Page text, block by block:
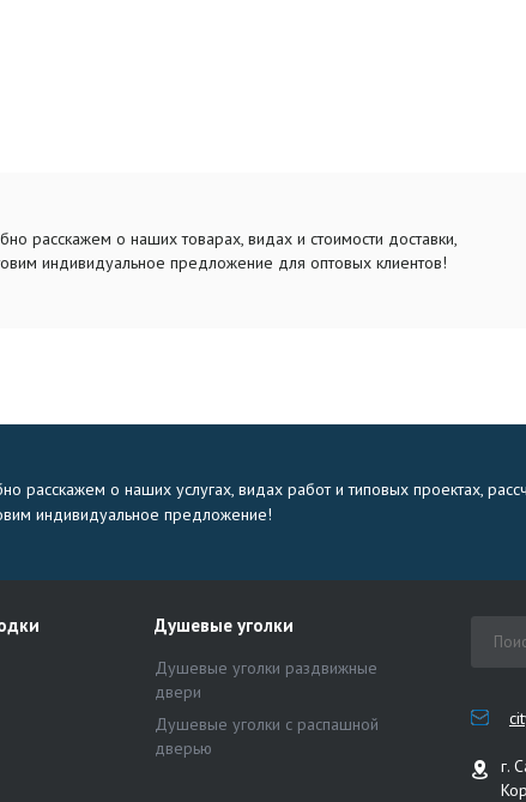
расскажем о наших товарах, видах и стоимости доставки,
индивидуальное предложение для оптовых клиентов!
расскажем о наших услугах, видах работ и типовых проектах,
индивидуальное предложение!
Душевые уголки
Душевые уголки раздвижные
двери
Душевые уголки с распашной
дверью
г.